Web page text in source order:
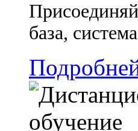
база,